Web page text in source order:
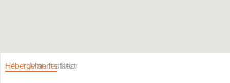
Hébergements
ManifestationsRestaurants